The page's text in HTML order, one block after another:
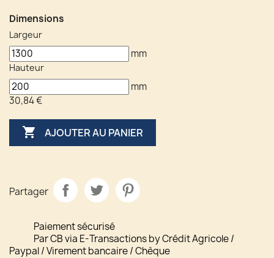
Dimensions
Largeur
mm
Hauteur
mm
30,84 €
 AJOUTER AU PANIER
Partager
Paiement sécurisé
Par CB via E-Transactions by Crédit Agricole /
Paypal / Virement bancaire / Chèque